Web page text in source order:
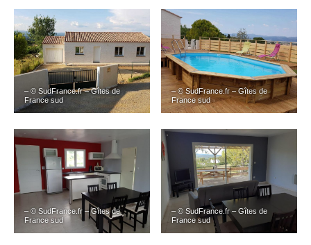
– © SudFrance.fr – Gîtes de
France sud
– © SudFrance.fr – Gîtes de
France sud
– © SudFrance.fr – Gîtes de
France sud
– © SudFrance.fr – Gîtes de
France sud